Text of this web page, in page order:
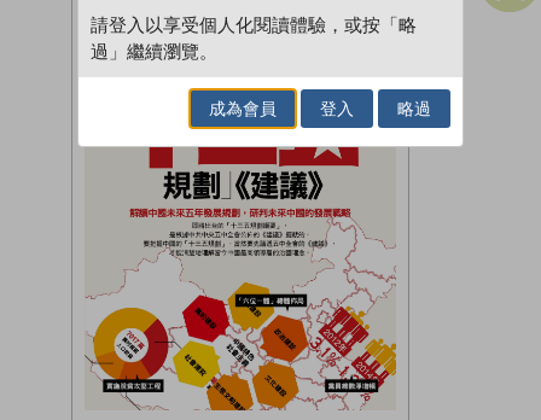
請登入以享受個人化閱讀體驗，或按「略
過」繼續瀏覽。
成為會員 登入 略過